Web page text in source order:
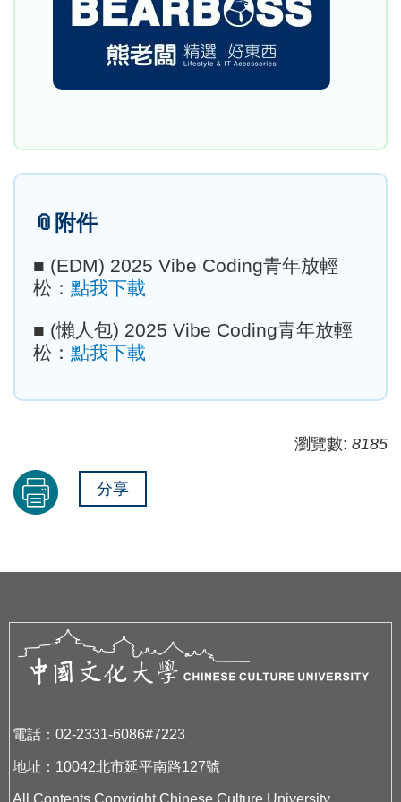
📎 附件
■ (EDM) 2025 Vibe Coding青年放輕
松： 點我下載
■ (懶人包) 2025 Vibe Coding青年放輕
松： 點我下載
瀏覽數: 8185
分享
電話：02-2331-6086#7223
地址：10042北市延平南路127號
All Contents Copyright Chinese Culture University